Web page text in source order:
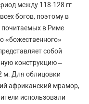
между 118-128 гг
богов, поэтому в
почитаемых в Риме
«божественного»
собой
конструкцию –
м. Для облицовки
африканский мрамор,
использовали